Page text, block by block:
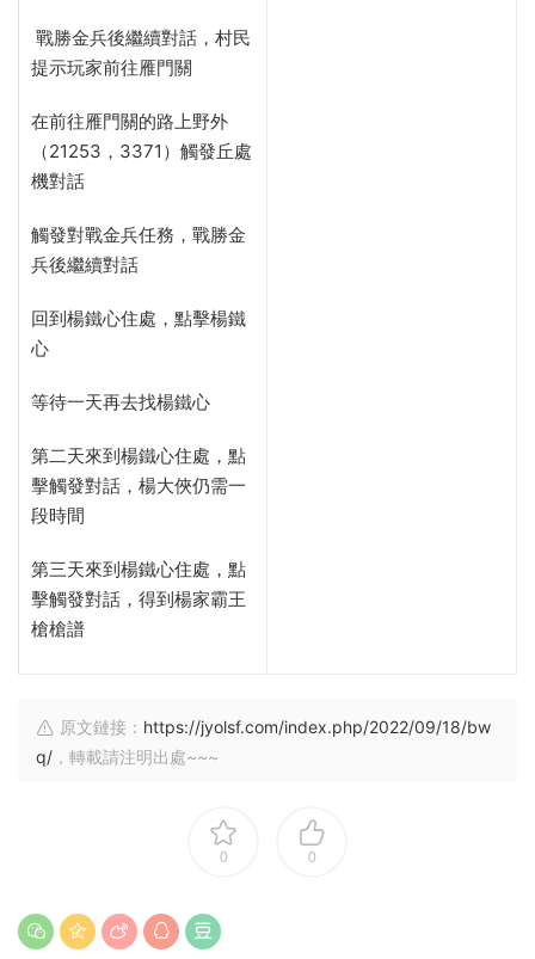
戰勝金兵後繼續對話，村民
提示玩家前往雁門關
在前往雁門關的路上野外
（21253，3371）觸發丘處
機對話
觸發對戰金兵任務，戰勝金
兵後繼續對話
回到楊鐵心住處，點擊楊鐵
心
等待一天再去找楊鐵心
第二天來到楊鐵心住處，點
擊觸發對話，楊大俠仍需一
段時間
第三天來到楊鐵心住處，點
擊觸發對話，得到楊家霸王
槍槍譜
原文鏈接： https://jyolsf.com/index.php/2022/09/18/bw
q/ ，轉載請注明出處~~~
0 0